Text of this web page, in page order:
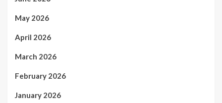
May 2026
April 2026
March 2026
February 2026
January 2026